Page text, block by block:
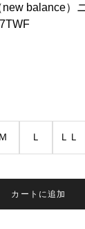
balance）
Ｍ Ｌ ＬＬ
カートに追加